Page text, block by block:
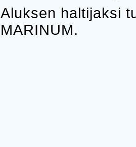
Aluksen haltijaksi
MARINUM.